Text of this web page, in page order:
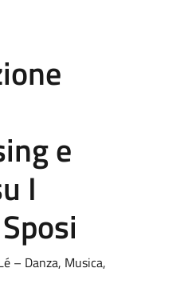
e
I
– Danza, Musica,